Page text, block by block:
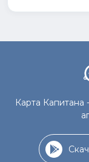
Карта Капитана